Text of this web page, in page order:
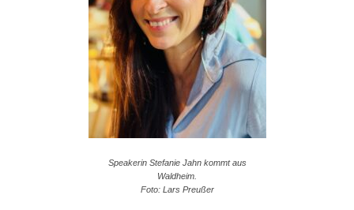
Speakerin Stefanie Jahn kommt aus
Waldheim.
Foto: Lars Preußer